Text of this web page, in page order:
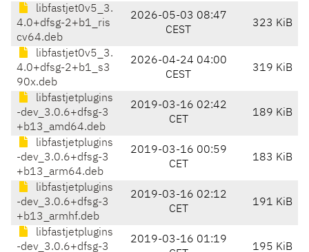
libfastjet0v5_3.
4.0+dfsg-2+b1_ris
cv64.deb
2026-05-03 08:47
CEST
323 KiB
libfastjet0v5_3.
4.0+dfsg-2+b1_s3
90x.deb
2026-04-24 04:00
CEST
319 KiB
libfastjetplugins
-dev_3.0.6+dfsg-3
+b13_amd64.deb
2019-03-16 02:42
CET
189 KiB
libfastjetplugins
-dev_3.0.6+dfsg-3
+b13_arm64.deb
2019-03-16 00:59
CET
183 KiB
libfastjetplugins
-dev_3.0.6+dfsg-3
+b13_armhf.deb
2019-03-16 02:12
CET
191 KiB
libfastjetplugins
-dev_3.0.6+dfsg-3
2019-03-16 01:19
195 KiB